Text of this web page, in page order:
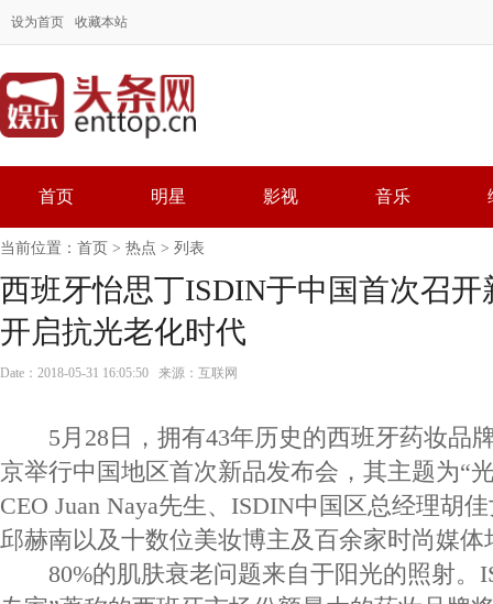
设为首页 收藏本站
首页 明星 影视 音乐
当前位置： 首页 > 热点 > 列表
西班牙怡思丁ISDIN于中国首次召
开启抗光老化时代
Date：2018-05-31 16:05:50 来源：互联网
5月28日，拥有43年历史的西班牙药妆品
京举行中国地区首次新品发布会，其主题为“
CEO Juan Naya先生、ISDIN中国区总经理胡
邱赫南以及十数位美妆博主及百余家时尚媒
80%的肌肤衰老问题来自于阳光的照射。